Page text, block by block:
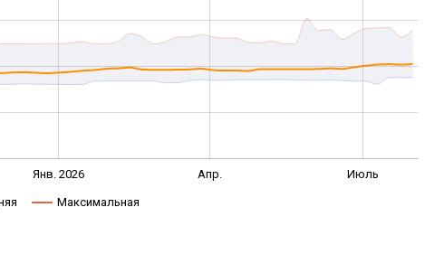
Янв. 2026 Июль
Апр.
Максимальная